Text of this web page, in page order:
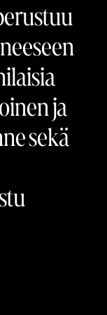
ja
sekä